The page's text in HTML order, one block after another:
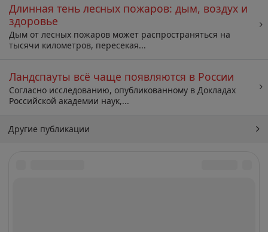
Длинная тень лесных пожаров: дым, воздух и
здоровье
Дым от лесных пожаров может распространяться на
тысячи километров, пересекая...
Ландспауты всё чаще появляются в России
Согласно исследованию, опубликованному в Докладах
Российской академии наук,...
Другие публикации